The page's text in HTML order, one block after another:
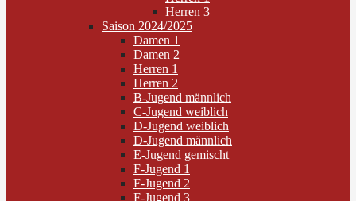
Herren 3
Saison 2024/2025
Damen 1
Damen 2
Herren 1
Herren 2
B-Jugend männlich
C-Jugend weiblich
D-Jugend weiblich
D-Jugend männlich
E-Jugend gemischt
F-Jugend 1
F-Jugend 2
F-Jugend 3